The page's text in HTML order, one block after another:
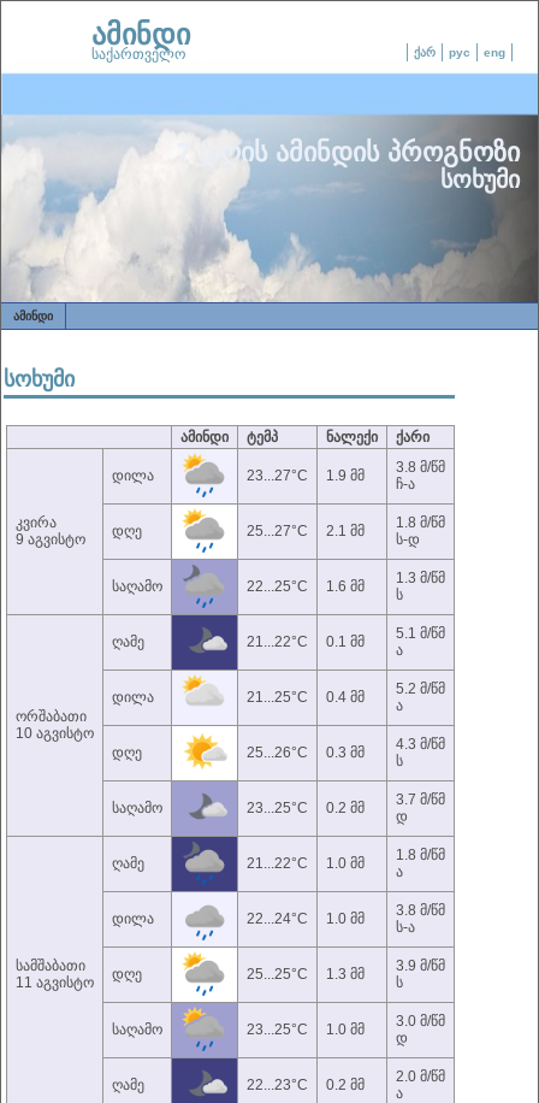
ქარ рус eng
ამინდი
საქართველო
7 დღის ამინდის პროგნოზი
სოხუმი
ᲐᲛᲘᲜᲓᲘ
სოხუმი
ამინდი ტემპ ნალექი ქარი
კვირა
9 აგვისტო
დილა 23...27°C 1.9 მმ
3.8 მ/წმ
ჩ-ა
დღე 25...27°C 2.1 მმ
1.8 მ/წმ
ს-დ
საღამო 22...25°C 1.6 მმ
1.3 მ/წმ
ს
ორშაბათი
10 აგვისტო
ღამე 21...22°C 0.1 მმ
5.1 მ/წმ
ა
დილა 21...25°C 0.4 მმ
5.2 მ/წმ
ა
დღე 25...26°C 0.3 მმ
4.3 მ/წმ
ს
საღამო 23...25°C 0.2 მმ
3.7 მ/წმ
დ
სამშაბათი
11 აგვისტო
ღამე 21...22°C 1.0 მმ
1.8 მ/წმ
ა
დილა 22...24°C 1.0 მმ
3.8 მ/წმ
ს-ა
დღე 25...25°C 1.3 მმ
3.9 მ/წმ
ს
საღამო 23...25°C 1.0 მმ
3.0 მ/წმ
დ
ღამე 22...23°C 0.2 მმ
2.0 მ/წმ
ა